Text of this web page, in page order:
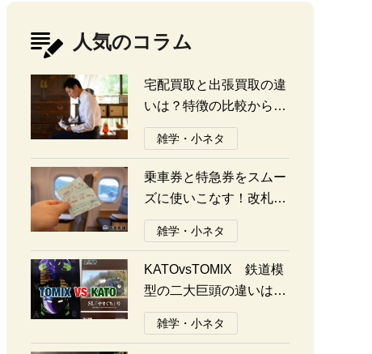
人気のコラム
宅配買取と出張買取の違
いは？特徴の比較から探
る選び方のポイント
雑学・小ネタ
乗車券と特急券をスムー
ズに使いこなす！改札の
通り方ガイド
雑学・小ネタ
KATOvsTOMIX 鉄道模
型の二大巨頭の違いは何
か？あなたはどっち派？
雑学・小ネタ